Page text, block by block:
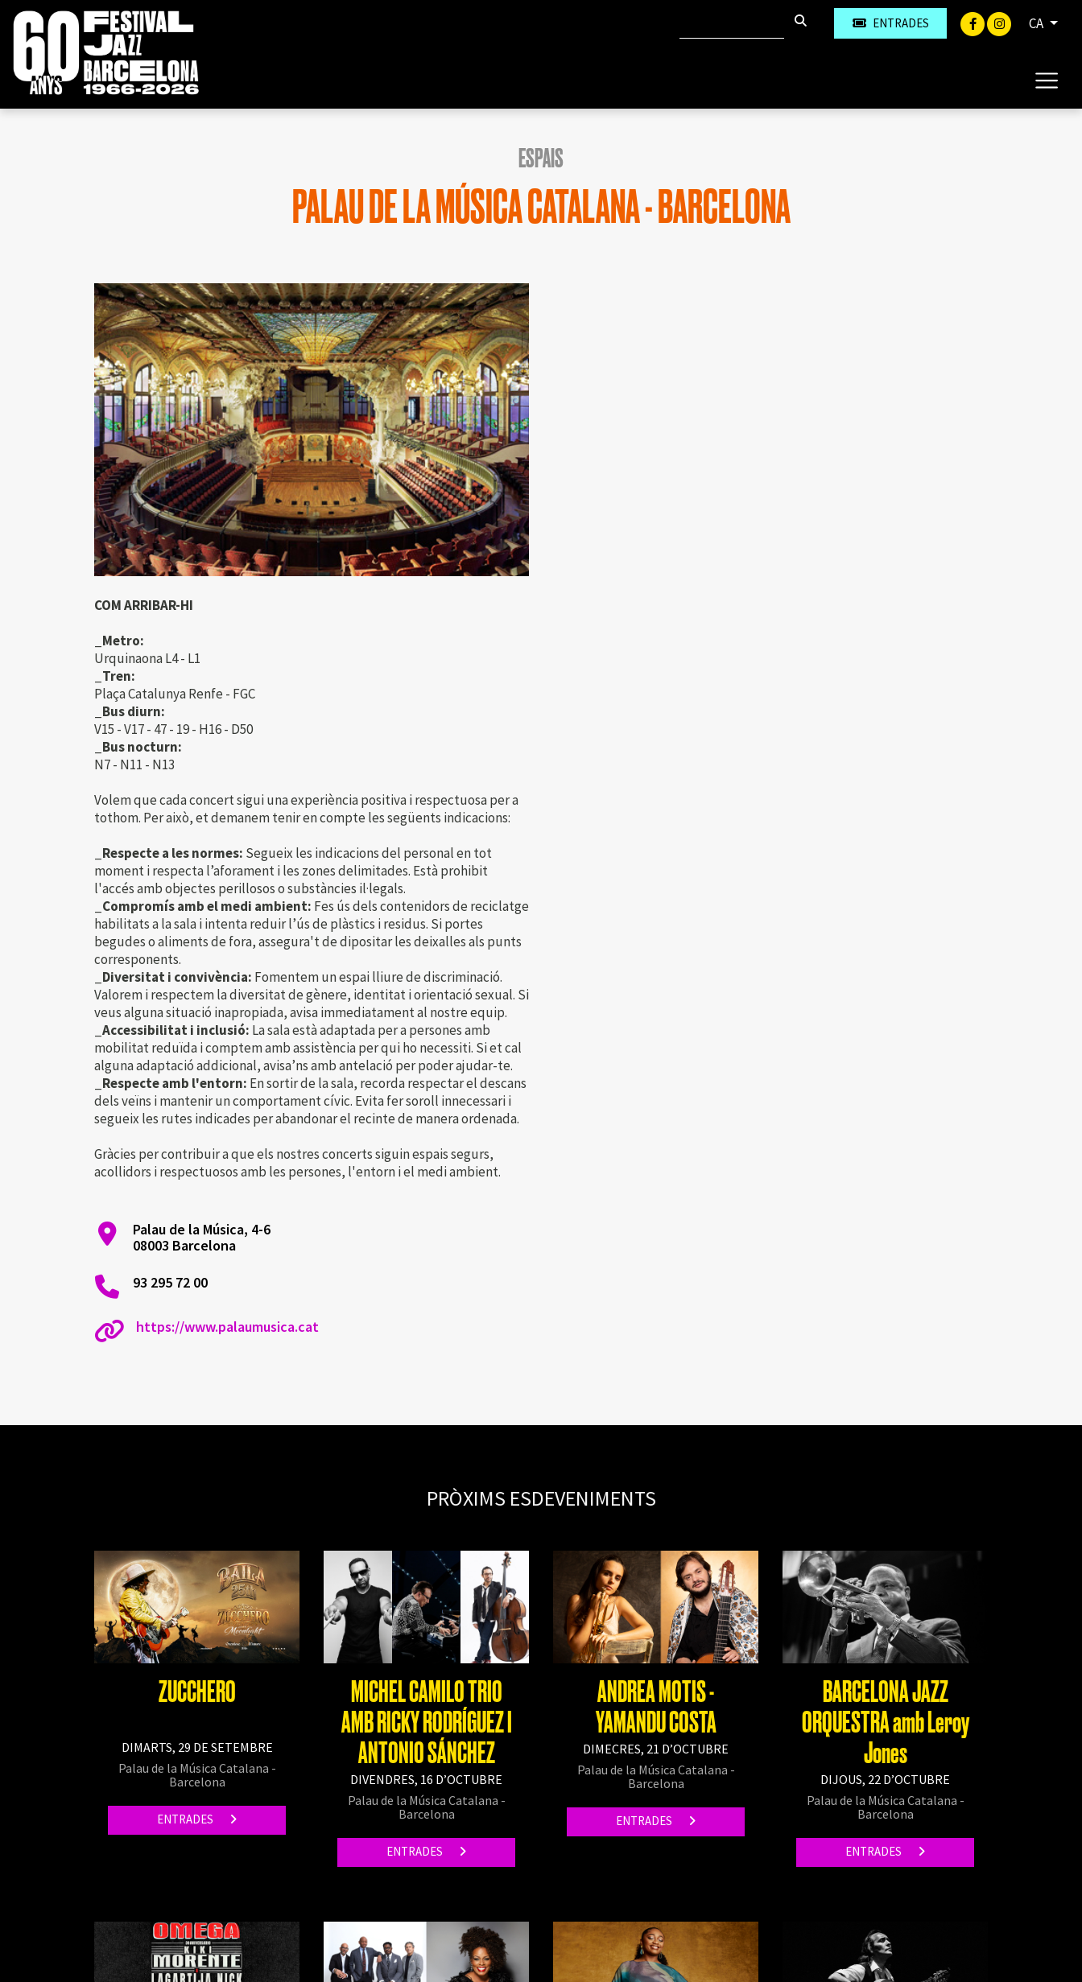
ENTRADES CA
ESPAIS
PALAU DE LA MÚSICA CATALANA - BARCELONA
COM ARRIBAR-HI
_Metro:
Urquinaona L4 - L1
_Tren:
Plaça Catalunya Renfe - FGC
_Bus diurn:
V15 - V17 - 47 - 19 - H16 - D50
_Bus nocturn:
N7 - N11 - N13
Volem que cada concert sigui una experiència positiva i respectuosa per a
tothom. Per això, et demanem tenir en compte les següents indicacions:
_Respecte a les normes: Segueix les indicacions del personal en tot
moment i respecta l’aforament i les zones delimitades. Està prohibit
l'accés amb objectes perillosos o substàncies il·legals.
_Compromís amb el medi ambient: Fes ús dels contenidors de reciclatge
habilitats a la sala i intenta reduir l’ús de plàstics i residus. Si portes
begudes o aliments de fora, assegura't de dipositar les deixalles als punts
corresponents.
_Diversitat i convivència: Fomentem un espai lliure de discriminació.
Valorem i respectem la diversitat de gènere, identitat i orientació sexual. Si
veus alguna situació inapropiada, avisa immediatament al nostre equip.
_Accessibilitat i inclusió: La sala està adaptada per a persones amb
mobilitat reduïda i comptem amb assistència per qui ho necessiti. Si et cal
alguna adaptació addicional, avisa’ns amb antelació per poder ajudar-te.
_Respecte amb l'entorn: En sortir de la sala, recorda respectar el descans
dels veïns i mantenir un comportament cívic. Evita fer soroll innecessari i
segueix les rutes indicades per abandonar el recinte de manera ordenada.
Gràcies per contribuir a que els nostres concerts siguin espais segurs,
acollidors i respectuosos amb les persones, l'entorn i el medi ambient.
Palau de la Música, 4-6
08003 Barcelona
93 295 72 00
https://www.palaumusica.cat
PRÒXIMS ESDEVENIMENTS
ZUCCHERO
DIMARTS, 29 DE SETEMBRE
Palau de la Música Catalana -
Barcelona
ENTRADES
MICHEL CAMILO TRIO
AMB RICKY RODRÍGUEZ I
ANTONIO SÁNCHEZ
DIVENDRES, 16 D’OCTUBRE
Palau de la Música Catalana -
Barcelona
ENTRADES
ANDREA MOTIS -
YAMANDU COSTA
DIMECRES, 21 D’OCTUBRE
Palau de la Música Catalana -
Barcelona
ENTRADES
BARCELONA JAZZ
ORQUESTRA amb Leroy
Jones
DIJOUS, 22 D’OCTUBRE
Palau de la Música Catalana -
Barcelona
ENTRADES